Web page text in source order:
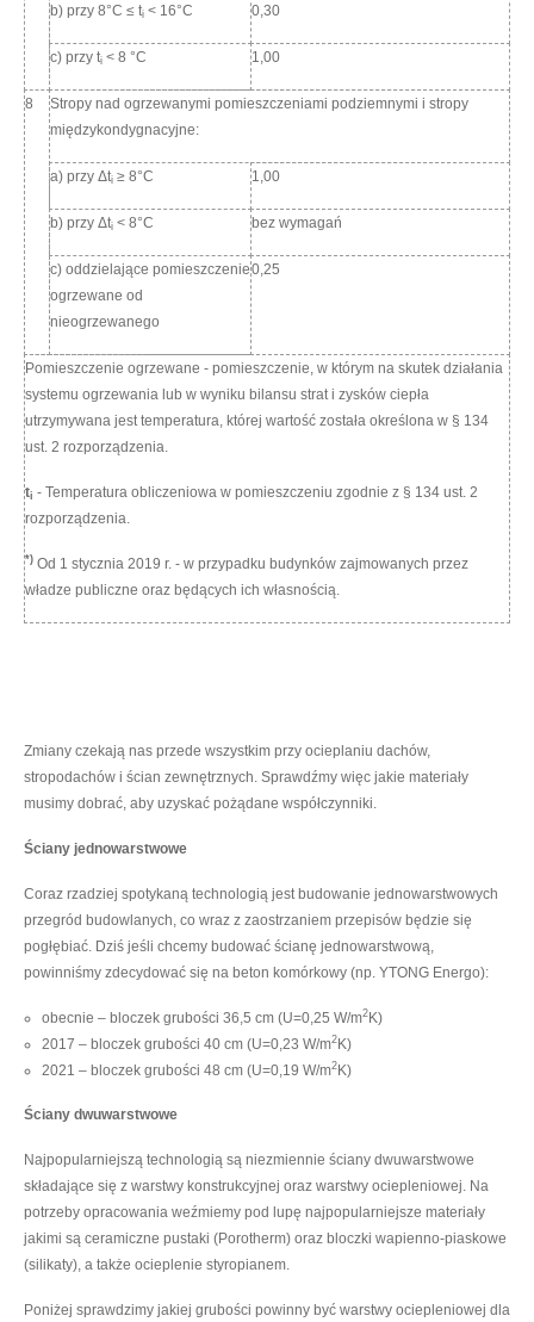
b) przy 8°C ≤ ti < 16°C 0,30
c) przy ti < 8 °C 1,00
8
Stropy nad ogrzewanymi pomieszczeniami podziemnymi i stropy
międzykondygnacyjne:
a) przy Δti ≥ 8°C 1,00
b) przy Δti < 8°C bez wymagań
c) oddzielające pomieszczenie
ogrzewane od
nieogrzewanego
0,25
Pomieszczenie ogrzewane - pomieszczenie, w którym na skutek działania
systemu ogrzewania lub w wyniku bilansu strat i zysków ciepła
utrzymywana jest temperatura, której wartość została określona w § 134
ust. 2 rozporządzenia.
ti - Temperatura obliczeniowa w pomieszczeniu zgodnie z § 134 ust. 2
rozporządzenia.
*) Od 1 stycznia 2019 r. - w przypadku budynków zajmowanych przez
władze publiczne oraz będących ich własnością.
Zmiany czekają nas przede wszystkim przy ocieplaniu dachów,
stropodachów i ścian zewnętrznych. Sprawdźmy więc jakie materiały
musimy dobrać, aby uzyskać pożądane współczynniki.
Ściany jednowarstwowe
Coraz rzadziej spotykaną technologią jest budowanie jednowarstwowych
przegród budowlanych, co wraz z zaostrzaniem przepisów będzie się
pogłębiać. Dziś jeśli chcemy budować ścianę jednowarstwową,
powinniśmy zdecydować się na beton komórkowy (np. YTONG Energo):
obecnie – bloczek grubości 36,5 cm (U=0,25 W/m2K)
2017 – bloczek grubości 40 cm (U=0,23 W/m2K)
2021 – bloczek grubości 48 cm (U=0,19 W/m2K)
Ściany dwuwarstwowe
Najpopularniejszą technologią są niezmiennie ściany dwuwarstwowe
składające się z warstwy konstrukcyjnej oraz warstwy ociepleniowej. Na
potrzeby opracowania weźmiemy pod lupę najpopularniejsze materiały
jakimi są ceramiczne pustaki (Porotherm) oraz bloczki wapienno-piaskowe
(silikaty), a także ocieplenie styropianem.
Poniżej sprawdzimy jakiej grubości powinny być warstwy ociepleniowej dla